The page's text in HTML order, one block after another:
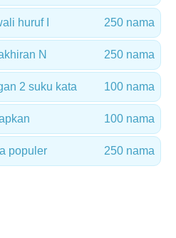
huruf I 250 nama
N 250 nama
2 suku kata 100 nama
100 nama
populer 250 nama